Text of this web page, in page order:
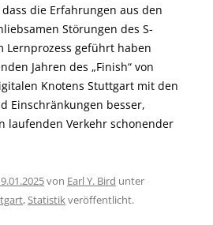
die Erfahrungen aus den
Störungen des S-
Lernprozess geführt haben
Jahren des „Finish“ von
Knotens Stuttgart mit den
Einschränkungen besser,
laufenden Verkehr schonender
von Earl Y. Bird unter
,Statistikveröffentlicht.